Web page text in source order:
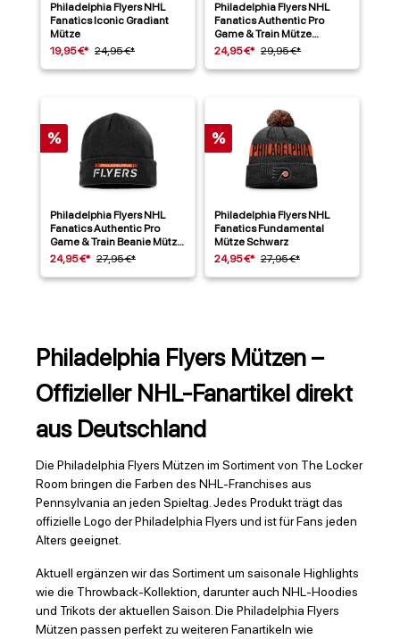
Philadelphia Flyers NHL
Fanatics Iconic Gradiant
Mütze
19,95 €* 24,95 €*
Philadelphia Flyers NHL
Fanatics Authentic Pro
Game & Train Mütze
Orange
24,95 €* 29,95 €*
%
Philadelphia Flyers NHL
Fanatics Authentic Pro
Game & Train Beanie Mütze
Schwarz
24,95 €* 27,95 €*
%
Philadelphia Flyers NHL
Fanatics Fundamental
Mütze Schwarz
24,95 €* 27,95 €*
Philadelphia Flyers Mützen –
Offizieller NHL-Fanartikel direkt
aus Deutschland
Die Philadelphia Flyers Mützen im Sortiment von The Locker
Room bringen die Farben des NHL-Franchises aus
Pennsylvania an jeden Spieltag. Jedes Produkt trägt das
offizielle Logo der Philadelphia Flyers und ist für Fans jeden
Alters geeignet.
Aktuell ergänzen wir das Sortiment um saisonale Highlights
wie die Throwback-Kollektion, darunter auch NHL-Hoodies
und Trikots der aktuellen Saison. Die Philadelphia Flyers
Mützen passen perfekt zu weiteren Fanartikeln wie